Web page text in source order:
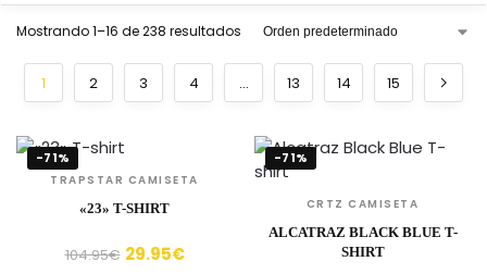
Mostrando 1–16 de 238 resultados
1 2 3 4 … 13 14 15
-71%
TRAPSTAR CAMISETA
«23» T-SHIRT
104.95€ 29.95€
-71%
CRTZ CAMISETA
ALCATRAZ BLACK BLUE T-
SHIRT